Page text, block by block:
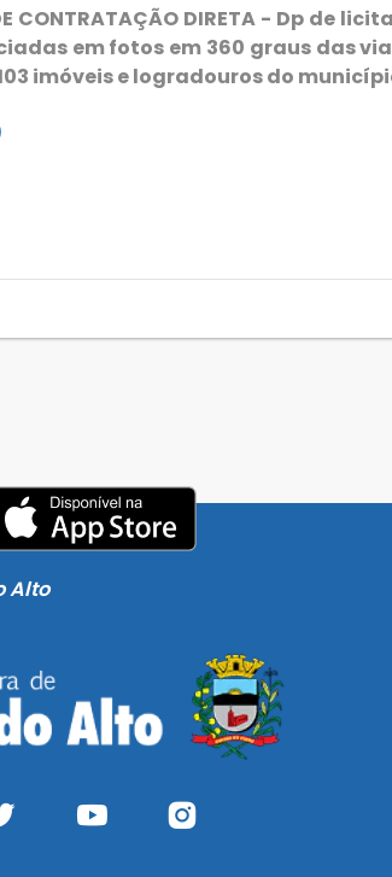
CONTRATAÇÃO DIRETA - Dp
em fotos em 360 graus das
imóveis e logradouros do
Alto